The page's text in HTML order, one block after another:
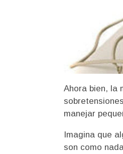
Ahora bien, la
manejar
Imagina que
son como